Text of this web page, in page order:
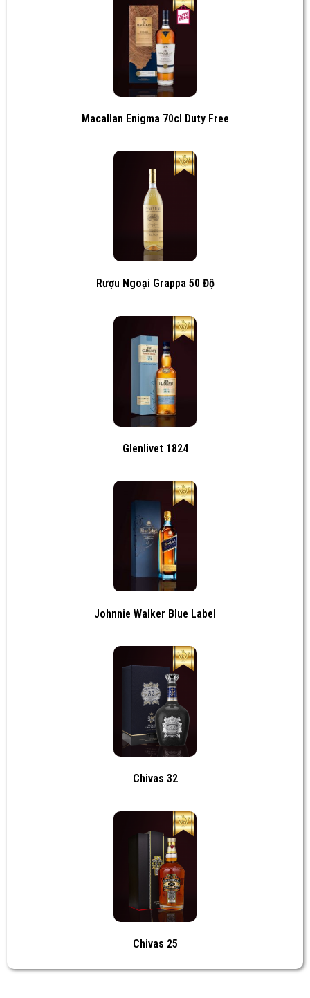
Macallan Enigma 70cl Duty Free
Rượu Ngoại Grappa 50 Độ
Glenlivet 1824
Johnnie Walker Blue Label
Chivas 32
Chivas 25